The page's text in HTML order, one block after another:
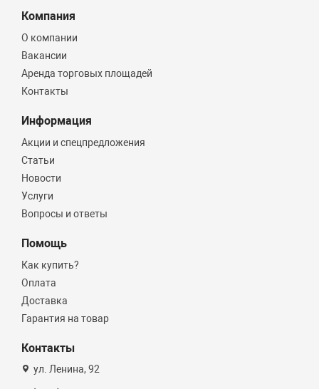
Компания
О компании
Вакансии
Аренда торговых площадей
Контакты
Информация
Акции и спецпредложения
Статьи
Новости
Услуги
Вопросы и ответы
Помощь
Как купить?
Оплата
Доставка
Гарантия на товар
Контакты
ул. Ленина, 92